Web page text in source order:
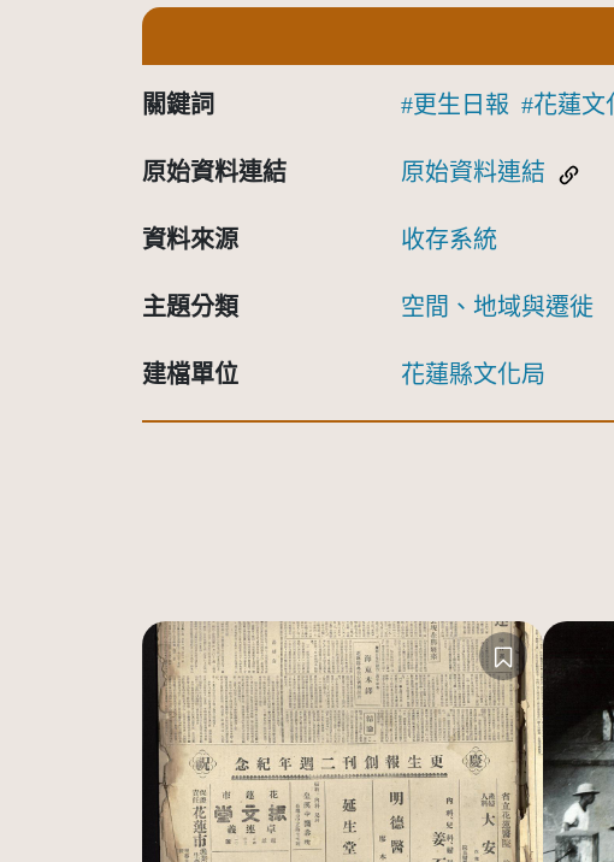
關鍵詞 更生日報 花蓮文
原始資料連結 原始資料連結
資料來源 收存系統
主題分類 空間、地域與遷徙
建檔單位 花蓮縣文化局